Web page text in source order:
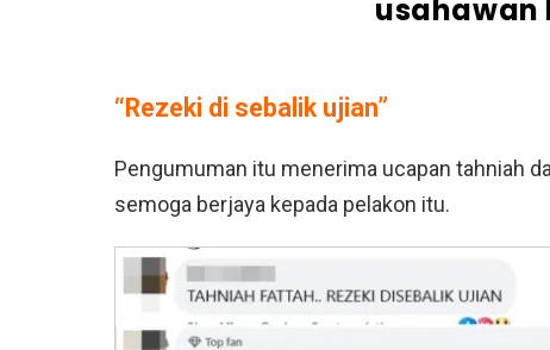
usahawan
“Rezeki di sebalik ujian”
Pengumuman itu menerima ucapan tahniah
semoga berjaya kepada pelakon itu.